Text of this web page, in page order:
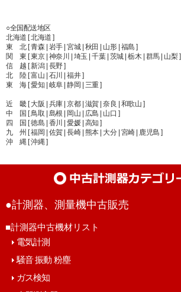
○全国配送地区
北海道 [ 北海道 ]
東 北 [ 青森 | 岩手 | 宮城 | 秋田 | 山形 | 福島 ]
関 東 [ 東京 | 神奈川 | 埼玉 | 千葉 | 茨城 | 栃木 | 群馬 | 山梨 ]
信 越 [ 新潟 | 長野 ]
北 陸 [ 富山 | 石川 | 福井 ]
東 海 [ 愛知 | 岐阜 | 静岡 | 三重 ]
近 畿 [ 大阪 | 兵庫 | 京都 | 滋賀 | 奈良 | 和歌山 ]
中 国 [ 鳥取 | 島根 | 岡山 | 広島 | 山口 ]
四 国 [ 徳島 | 香川 | 愛媛 | 高知 ]
九 州 [ 福岡 | 佐賀 | 長崎 | 熊本 | 大分 | 宮崎 | 鹿児島 ]
沖 縄 [ 沖縄 ]
●計測器、測量機中古販売
■計測器中古機材リスト
電気計測
騒音 振動 粉塵
ガス検知